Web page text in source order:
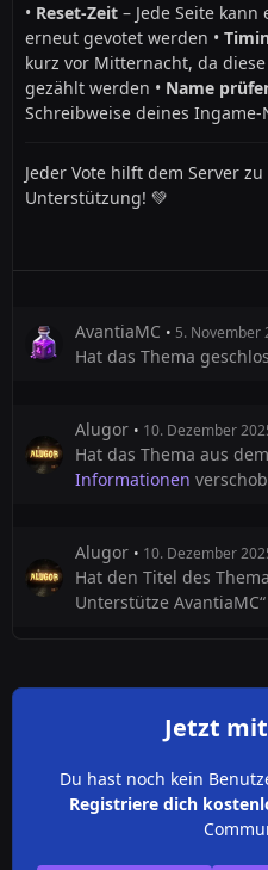
• Reset-Zeit – Jede Seite
erneut gevotet werden •
kurz vor Mitternacht, da
gezählt werden • Name
Schreibweise deines Ingame-
Jeder Vote hilft dem Server
Unterstützung! 💚
AvantiaMC 5. November
Hat das Thema
Alugor 10. Dezember
Hat das Thema aus
Informationen
Alugor 10. Dezember
Hat den Titel des
Unterstütze
Jetzt
Du hast noch kein
Registriere dich